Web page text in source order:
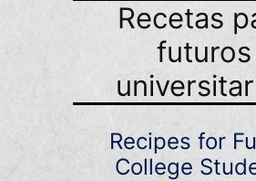
Recetas
futuros
Recipes for
College